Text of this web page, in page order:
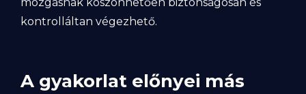
kontrolláltan végezhető.
A gyakorlat előnyei más